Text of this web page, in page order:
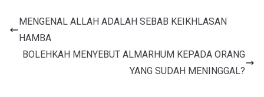
MENGENAL ALLAH ADALAH SEBAB KEIKHLASAN
HAMBA
BOLEHKAH MENYEBUT ALMARHUM KEPADA ORANG
YANG SUDAH MENINGGAL?